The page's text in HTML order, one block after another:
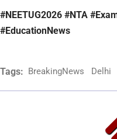
#NEETUG2026 #NTA
#EducationNews
Tags: BreakingNews Delhi